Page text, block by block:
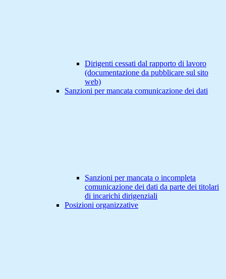
Dirigenti cessati dal rapporto di lavoro
(documentazione da pubblicare sul sito
web)
Sanzioni per mancata comunicazione dei dati
Sanzioni per mancata o incompleta
comunicazione dei dati da parte dei titolari
di incarichi dirigenziali
Posizioni organizzative